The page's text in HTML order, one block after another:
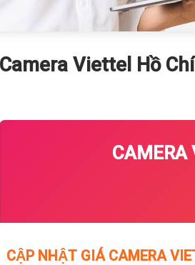
Camera Viettel Hồ
CAMERA
CẬP NHẬT GIÁ CAMERA